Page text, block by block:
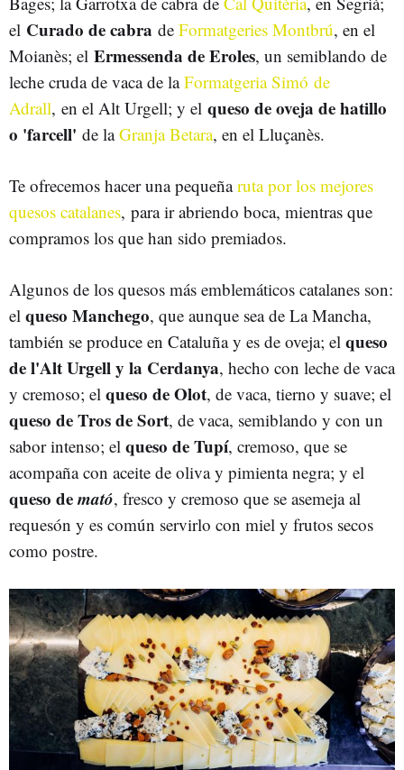
el Curado de cabra de Formatgeries Montbrú, en el
Moianès; el Ermessenda de Eroles, un semiblando de
leche cruda de vaca de laFormatgeria Simó de
Adrall, en el Alt Urgell; y el queso de oveja de hatillo
o 'farcell' de laGranja Betara, en el Lluçanès.
Te ofrecemos hacer una pequeñaruta por los mejores
quesos catalanes, para ir abriendo boca, mientras que
compramos los que han sido premiados.
Algunos de los quesos más emblemáticos catalanes son:
el queso Manchego, que aunque sea de La Mancha,
también se produce en Cataluña y es de oveja; el queso
de l'Alt Urgell y la Cerdanya, hecho con leche de vaca
y cremoso; el queso de Olot, de vaca, tierno y suave; el
queso de Tros de Sort, de vaca, semiblando y con un
sabor intenso; el queso de Tupí, cremoso, que se
acompaña con aceite de oliva y pimienta negra; y el
queso demató, fresco y cremoso que se asemeja al
requesón y es común servirlo con miel y frutos secos
como postre.